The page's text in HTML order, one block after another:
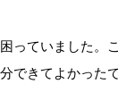
っていました。
できてよかった